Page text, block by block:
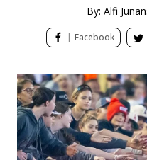
By: Alfi
| Facebook